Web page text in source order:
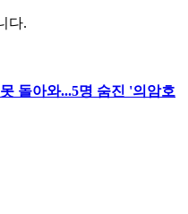
다.
돌아와...5명 숨진 '의암호